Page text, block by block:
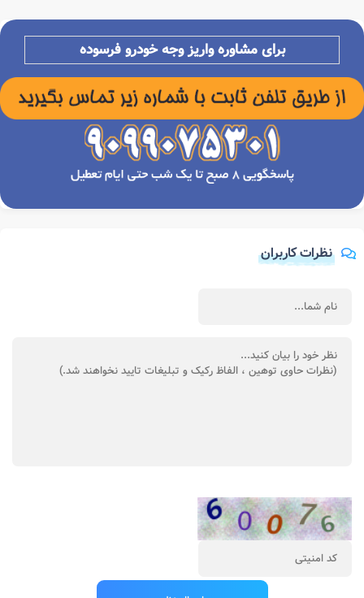
برای مشاوره واریز وجه خودرو فرسوده
نظرات کاربران